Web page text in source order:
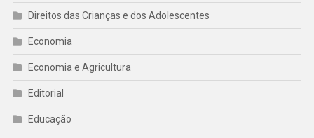
Direitos das Crianças e dos Adolescentes
Economia
Economia e Agricultura
Editorial
Educação